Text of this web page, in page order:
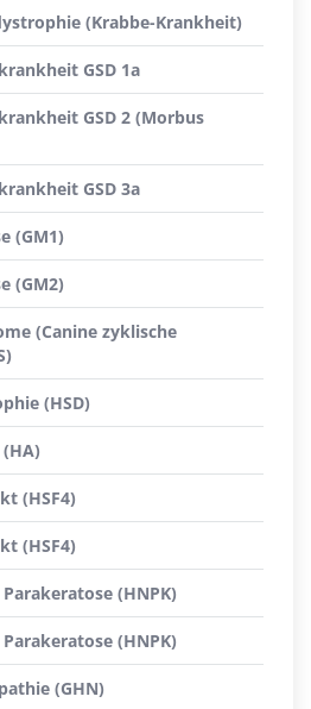
(Krabbe-Krankheit)
GSD 1a
GSD 2 (Morbus
GSD 3a
(GM1)
(GM2)
(Canine zyklische
(HSD)
(HSF4)
(HSF4)
(HNPK)
(HNPK)
(GHN)